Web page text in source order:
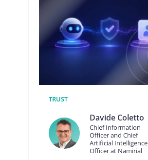
mancante
dell’Europa
come
Namirial
pronta)
TRUST
Davide Coletto
Chief Information
Officer and Chief
Artificial Intelligence
Officer at Namirial